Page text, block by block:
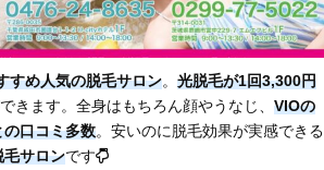
すめ人気の脱毛サロン。 光脱毛が1回3,300円
きます。全身はもちろん顔やうなじ、 VIOの
口コミ多数。安いのに脱毛効果が実感できる
毛サロンです